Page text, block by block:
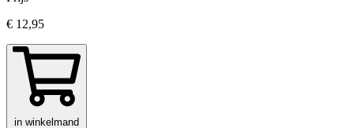
€ 12,95
in winkelmand